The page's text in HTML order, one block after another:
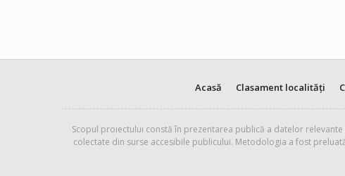
Acasă Clasament localități
Scopul proiectului constă în prezentarea publică a datelor
colectate din surse accesibile publicului. Metodologia a fost